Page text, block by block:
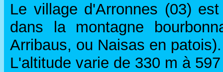
Le village d'Arronnes (03)
dans la montagne
Arribaus, ou Naisas en patois).
L'altitude varie de 330 m à